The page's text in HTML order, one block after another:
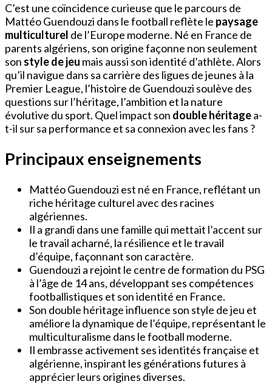
C’est une coïncidence curieuse que le parcours de
Mattéo Guendouzi dans le football reflète le paysage
multiculturel de l’Europe moderne. Né en France de
parents algériens, son origine façonne non seulement
son style de jeu mais aussi son identité d’athlète. Alors
qu’il navigue dans sa carrière des ligues de jeunes à la
Premier League, l’histoire de Guendouzi soulève des
questions sur l’héritage, l’ambition et la nature
évolutive du sport. Quel impact son double héritagea-
t-il sur sa performance et sa connexion avec les fans ?
Principaux enseignements
Mattéo Guendouzi est né en France, reflétant un
riche héritage culturel avec des racines
algériennes.
Il a grandi dans une famille qui mettait l’accent sur
le travail acharné, la résilience et le travail
d’équipe, façonnant son caractère.
Guendouzi a rejoint le centre de formation du PSG
à l’âge de 14 ans, développant ses compétences
footballistiques et son identité en France.
Son double héritage influence son style de jeu et
améliore la dynamique de l’équipe, représentant le
multiculturalisme dans le football moderne.
Il embrasse activement ses identités française et
algérienne, inspirant les générations futures à
apprécier leurs origines diverses.